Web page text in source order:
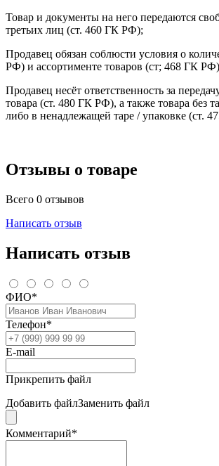
Товар и документы на него передаются
третьих лиц (ст. 460 ГК РФ);
Продавец обязан соблюсти условия о
РФ) и ассортименте товаров (ст; 468 ГК
Продавец несёт ответственность за
товара (ст. 480 ГК РФ), а также товара без
либо в ненадлежащей таре / упаковке (ст.
Отзывы о товаре
Всего 0 отзывов
Написать отзыв
Написать отзыв
ФИО*
Телефон*
E-mail
Прикрепить файл
Добавить файлЗаменить файл
Комментарий*